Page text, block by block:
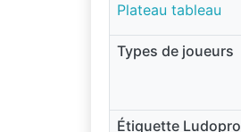
Plateau tableau
Types de joueurs
Étiquette Ludopro